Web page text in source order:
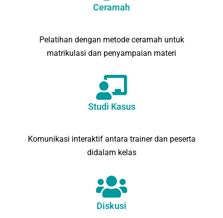
Ceramah
Pelatihan dengan metode ceramah untuk
matrikulasi dan penyampaian materi
Studi Kasus
Komunikasi interaktif antara trainer dan peserta
didalam kelas
Diskusi